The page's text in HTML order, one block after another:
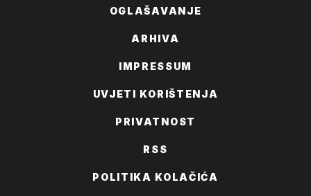
OGLAŠAVANJE
ARHIVA
IMPRESSUM
UVJETI KORIŠTENJA
PRIVATNOST
RSS
POLITIKA KOLAČIĆA